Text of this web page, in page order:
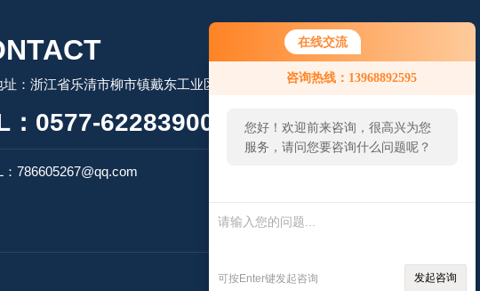
在线交流
咨询热线：13968892595
您好！欢迎前来咨询，很高兴为您
服务，请问您要咨询什么问题呢？
您好，看您停留很久了，是否找到
了需求产品，您可以直接在线与我
可按Enter键发起咨询 发起咨询
址：浙江省乐清市柳市镇戴东工业区
：0577-62283900
：786605267@qq.com
技术支持： 管理登陆